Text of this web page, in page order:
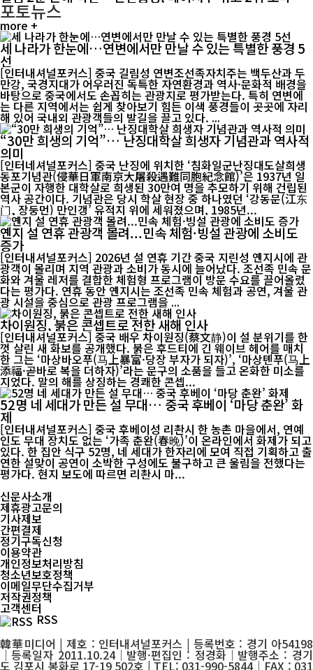
포토뉴스
more +
세 나라가 한눈에…연변에서만 만날 수 있는 특별한 풍경 5
선
[인터내셔널포커스] 중국 길림성 연변조선족자치주는 백두산과 두
만강, 국경지대가 어우러진 독특한 자연환경과 역사·문화적 배경을
바탕으로 중국에서도 손꼽히는 관광지로 평가받는다. 특히 연변에
는 다른 지역에서는 쉽게 찾아보기 힘든 이색 풍경들이 곳곳에 자리
해 있어 국내외 관광객들의 발길을 끌고 있다. ...
“30만 희생의 기억”… 난징대학살 희생자 기념관과 역사적
의미
[인터네셔널포커스] 중국 난징에 위치한 ‘침화일군난징대도살희생
동포기념관(侵華日軍南京大屠殺遇難同胞紀念館)’은 1937년 일
본군이 자행한 대학살로 희생된 30만여 명을 추모하기 위해 건립된
역사 공간이다. 기념관은 당시 학살 현장 중 하나였던 ‘강동문(江东
门, 장둥먼) 만인갱’ 유적지 위에 세워졌으며, 1985년...
옌지 설 연휴 관광객 몰려...민속 체험·빙설 관광에 소비도
증가
[인터내셔널포커스] 2026년 설 연휴 기간 중국 지린성 옌지시에 관
광객이 몰리며 지역 관광과 소비가 동시에 늘어났다. 조선족 민속 문
화와 겨울 레저를 결합한 체험형 프로그램이 방문 수요를 끌어올렸
다는 평가다. 연휴 동안 옌지시는 조선족 민속 체험과 공연, 겨울 관
광 시설을 중심으로 관광 프로그램을 ...
차이원징, 붉은 콘셉트로 전한 새해 인사
[인터내셔널포커스] 중국 배우 차이원징(蔡文静)이 설 분위기를 한
껏 살린 새 화보를 공개했다. 붉은 후드티에 긴 웨이브 헤어를 매치
한 그는 ‘마상바오푸(马上暴富·당장 부자가 되자)’, ‘마상톈푸(马上
添福·곧바로 복을 더하자)’라는 문구의 소품을 들고 온화한 미소를
지었다. 말의 해를 상징하는 경쾌한 콘셉...
52명 네 세대가 만든 설 무대… 중국 후베이 ‘마당 춘완’ 화
제
[인터내셔널포커스] 중국 후베이성 리촨시 한 농촌 마을에서, 연예
인도 무대 장치도 없는 ‘가족 춘완(春晚)’이 온라인에서 화제가 되고
있다. 한 집안 식구 52명, 네 세대가 한자리에 모여 직접 기획하고 출
연한 설맞이 공연이 소박한 구성에도 불구하고 큰 울림을 전했다는
평가다. 현지 보도에 따르면 리촨시 마...
신문사소개
제휴광고문의
기사제보
간편결제
정기구독신청
이용약관
개인정보처리방침
청소년보호정책
이메일무단수집거부
저작권정책
고객센터
RSS
韓華미디어 | 제호 : 인터내셔널포커스 | 등록번호 : 경기 아54198
│등록일자 2011.10.24│발행·편집인 : 정경화│발행주소 : 경기
도 김포시 봉화로 17-19 502호 | TEL: 031-990-5844│FAX : 031